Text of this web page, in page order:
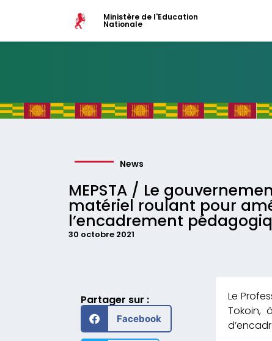
Ministère de l'Education
Nationale
News
MEPSTA / Le
matériel roulant pour
l’encadrement
30 octobre 2021
Partager sur :
Facebook
Le
Tokoin,